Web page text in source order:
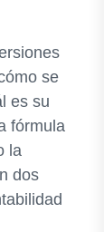
se
es su
fórmula
la
dos